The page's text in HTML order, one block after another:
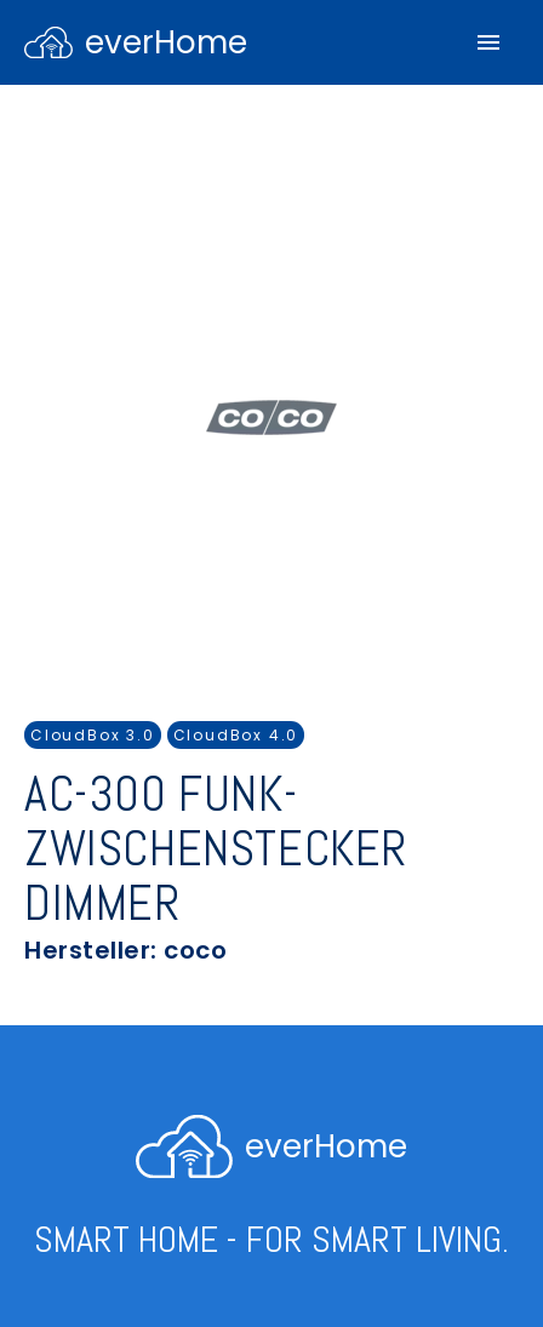
everHome
CloudBox 3.0 CloudBox 4.0
AC-300 FUNK-
ZWISCHENSTECKER
DIMMER
Hersteller: coco
everHome
SMART HOME - FOR SMART LIVING.